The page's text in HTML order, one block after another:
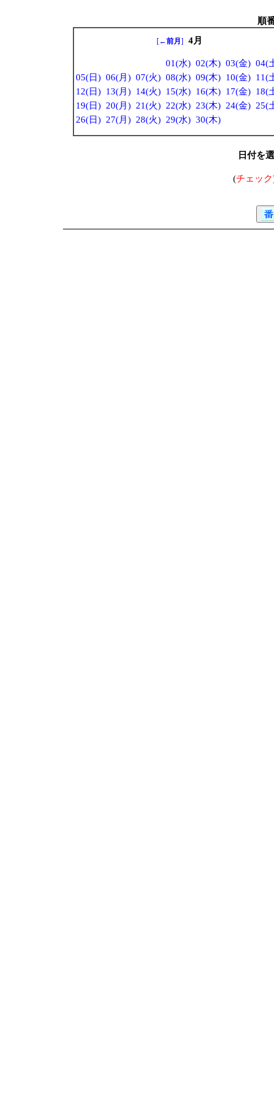
順
[←前月 ] 4月
01(水) 02(木) 03(金) 04(
05(日) 06(月) 07(火) 08(水) 09(木) 10(金) 11(
12(日) 13(月) 14(火) 15(水) 16(木) 17(金) 18(
19(日) 20(月) 21(火) 22(水) 23(木) 24(金) 25(
26(日) 27(月) 28(火) 29(水) 30(木)
日付を
(チェック